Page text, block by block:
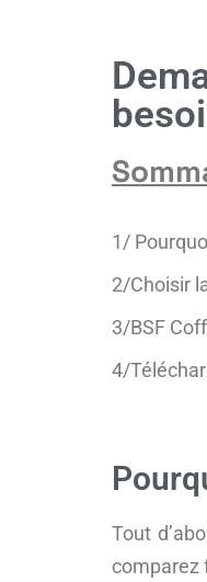
1/
2/Choisir
3/BSF
4/
Tout
comparez